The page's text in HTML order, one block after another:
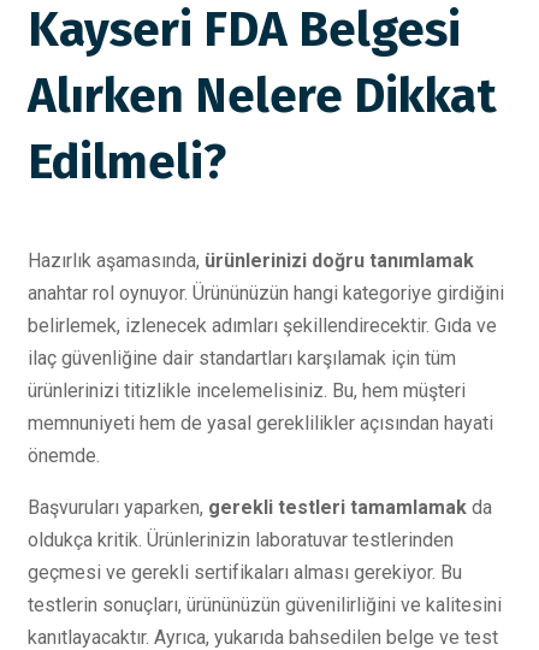
Kayseri FDA Belgesi
Alırken Nelere Dikkat
Edilmeli?
Hazırlık aşamasında, ürünlerinizi doğru tanımlamak
anahtar rol oynuyor. Ürününüzün hangi kategoriye girdiğini
belirlemek, izlenecek adımları şekillendirecektir. Gıda ve
ilaç güvenliğine dair standartları karşılamak için tüm
ürünlerinizi titizlikle incelemelisiniz. Bu, hem müşteri
memnuniyeti hem de yasal gereklilikler açısından hayati
önemde.
Başvuruları yaparken, gerekli testleri tamamlamak da
oldukça kritik. Ürünlerinizin laboratuvar testlerinden
geçmesi ve gerekli sertifikaları alması gerekiyor. Bu
testlerin sonuçları, ürününüzün güvenilirliğini ve kalitesini
kanıtlayacaktır. Ayrıca, yukarıda bahsedilen belge ve test